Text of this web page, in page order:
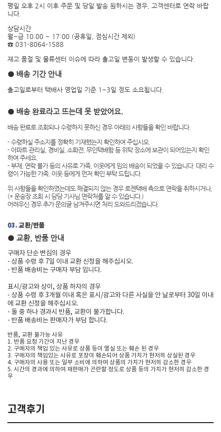
평일 오후 2시 이후 주문 및 당일 발송 원하시는 경우, 고객센터로 연락 바랍
니다.
상담시간
월~금 10:00 ~ 17:00 (공휴일, 점심시간 제외)
☎ 031-8064-1588
재고 품절 및 물류센터 이슈에 따라 출고일 변동이 발생할 수 있습니다.
● 배송 기간 안내
출고일로부터 택배사 영업일 기준 1~3일 정도 소요됩니다.
● 배송 완료라고 뜨는데 못 받았어요.
배송 완료로 조회되나 수령하지 못하신 경우 아래의 사항들을 확인 바랍니다.
- 수령하실 주소지를 정확히 기재했는지 확인하여 주십시오.
- 아파트 관리실, 경비실, 소화전, 무인택배함 등 위탁 장소에 보관이 되어있는지 확인
하여 주세요.
- 부재, 연락 불가 등의 사유로 가족, 이웃에게 임의 배송이 되었을 수 있습니다. 대리 수
령이 가능한 가족, 이웃 등에게 먼저 확인 부탁 드립니다.
위 사항들을 확인하였는데도 해결되지 않는 경우 로젠택배 측으로 연락을 취하시거나,
(* 운송장 조회 시 담당 기사님 연락처를 알 수 있습니다.)
어려우신 경우 추가 문의글 남겨주시면 처리 도와드리겠습니다.
03.교환/반품
● 교환, 반품 안내
구매자 단순 변심의 경우
- 상품 수령 후 7일 이내 교환 신청을 해주십시오.
- 반품 배송비는 구매자 부담 입니다.
표시/광고와 상이, 상품 하자의 경우
- 상품 수령 후 3개월 이내 혹은 표시/광고와 다른 사실을 안 날로부터 30일 이내
에 교환 신청을 해주십시오.
- 둘 중 하나 경과시 반품, 교환이 불가합니다.
- 반품 배송비는 판매자가 부담 합니다.
반품, 교환 불가능 사유
1. 반품 요청 기간이 지난 경우
2. 구매자의 책임 있는 사유로 상품 등이 멸실 또는 훼손 된 경우
3. 구매자의 책임있는 사유로 포장이 훼손되어 상품 가치가 현저히 상실된 경우
4. 구매자의 사용 또는 일부 소비에 의하여 상품의 가치가 현저히 감소한 경우
5. 시간의 경과에 의하여 재판매가 곤란할 정도로 상품 등의 가치가 현저히 감소한 경
우
고객후기